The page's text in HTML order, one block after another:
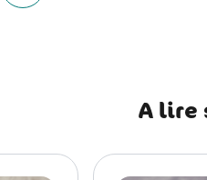
Article précédent Fox Terrier
A lire